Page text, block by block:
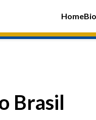
Home
Brasil